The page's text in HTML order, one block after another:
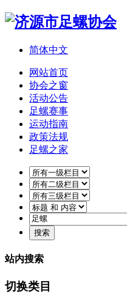
简体中文
网站首页
协会之窗
活动公告
足螺赛事
运动指南
政策法规
足螺之家
站内搜索
切换类目